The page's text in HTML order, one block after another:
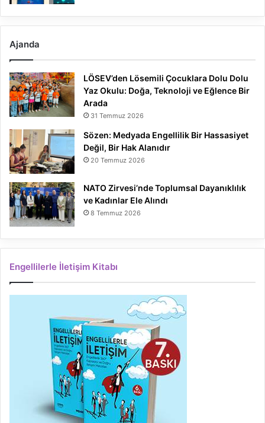
Ajanda
LÖSEV’den Lösemili Çocuklara Dolu Dolu
Yaz Okulu: Doğa, Teknoloji ve Eğlence Bir
Arada
31 Temmuz 2026
Sözen: Medyada Engellilik Bir Hassasiyet
Değil, Bir Hak Alanıdır
20 Temmuz 2026
NATO Zirvesi’nde Toplumsal Dayanıklılık
ve Kadınlar Ele Alındı
8 Temmuz 2026
Engellilerle İletişim Kitabı